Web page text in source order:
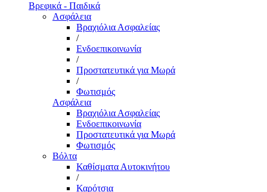
Βρεφικά - Παιδικά
Ασφάλεια
Βραχιόλια Ασφαλείας
/
Ενδοεπικοινωνία
/
Προστατευτικά για Μωρά
/
Φωτισμός
Ασφάλεια
Βραχιόλια Ασφαλείας
Ενδοεπικοινωνία
Προστατευτικά για Μωρά
Φωτισμός
Βόλτα
Καθίσματα Αυτοκινήτου
/
Καρότσια